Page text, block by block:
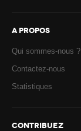
A PROPOS
Qui sommes-nous ?
Contactez-nous
Statistiques
CONTRIBUEZ